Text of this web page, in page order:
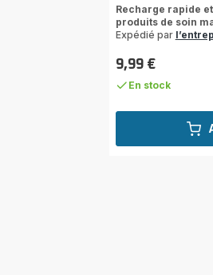
5
étoiles
Recharge rapide
produits de soin
Expédié par
Prix
9,99 €
En stock